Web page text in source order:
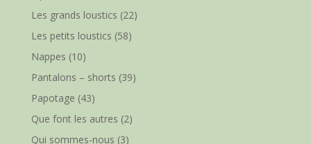
Les grands loustics (22)
Les petits loustics (58)
Nappes (10)
Pantalons – shorts (39)
Papotage (43)
Que font les autres (2)
Qui sommes-nous (3)